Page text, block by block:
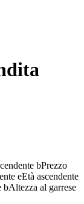
bPrezzo
eEtà ascendente
bAltezza al garrese